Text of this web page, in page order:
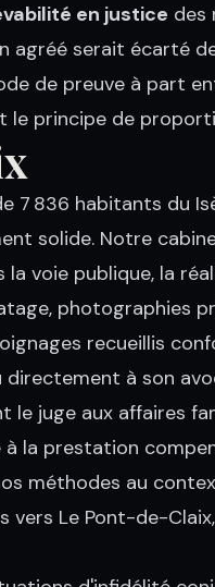
en justice des
agréé serait écarté
de preuve à part
le principe de
7 836 habitants du
solide. Notre
voie publique, la
photographies
recueillis
à son
juge aux affaires
la prestation
méthodes au
vers Le Pont-de-